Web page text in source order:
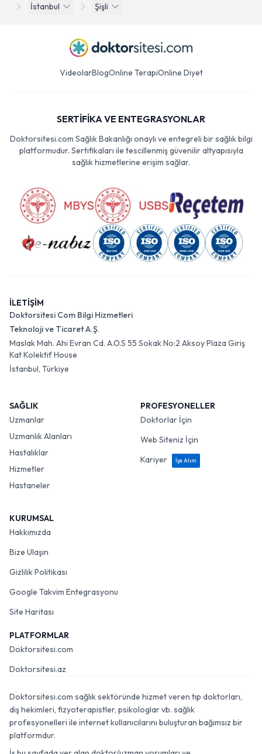
İstanbul
Şişli
VideolarBlogOnline TerapiOnline Diyet
SERTİFİKA VE ENTEGRASYONLAR
Doktorsitesi.com Sağlık Bakanlığı onaylı ve entegreli bir sağlık bilgi
platformudur. Sertifikaları ile tescillenmiş güvenilir altyapısıyla
sağlık hizmetlerine erişim sağlar.
İLETİŞİM
Doktorsitesi Com Bilgi Hizmetleri
Teknoloji ve Ticaret A.Ş.
Maslak Mah. Ahi Evran Cd. A.O.S 55 Sokak No:2 Aksoy Plaza Giriş
Kat Kolektif House
İstanbul, Türkiye
SAĞLIK
Uzmanlar
Uzmanlık Alanları
Hastalıklar
Hizmetler
Hastaneler
PROFESYONELLER
Doktorlar İçin
Web Siteniz İçin
Kariyer
İşe Alım
KURUMSAL
Hakkımızda
Bize Ulaşın
Gizlilik Politikası
Google Takvim Entegrasyonu
Site Haritası
PLATFORMLAR
Doktorsitesi.com
Doktorsitesi.az
Doktorsitesi.com sağlık sektöründe hizmet veren tıp doktorları,
diş hekimleri, fizyoterapistler, psikologlar vb. sağlık
profesyonelleri ile internet kullanıcılarını buluşturan bağımsız bir
platformdur.